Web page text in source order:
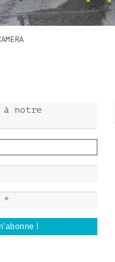
à notre